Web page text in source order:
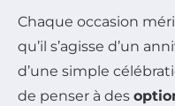
Chaque occasion
qu’il s’agisse d’un
d’une simple
de penser à des